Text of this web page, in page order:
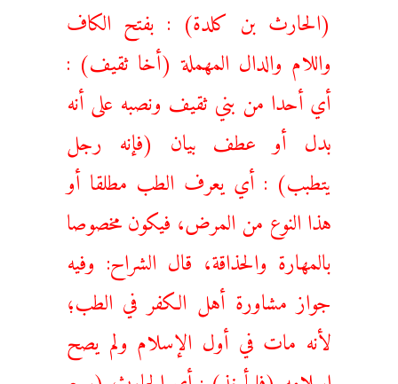
(الحارث بن كلدة) : بفتح الكاف
واللام والدال المهملة (أخا ثقيف) :
أي أحدا من بني ثقيف ونصبه على أنه
بدل أو عطف بيان (فإنه رجل
يتطبب) : أي يعرف الطب مطلقا أو
هذا النوع من المرض، فيكون مخصوصا
بالمهارة والحذاقة، قال الشراح: وفيه
جواز مشاورة أهل الكفر في الطب؛
لأنه مات في أول الإسلام ولم يصح